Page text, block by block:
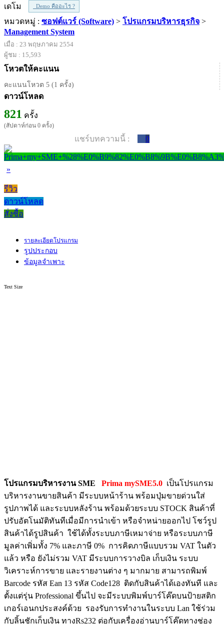
เดโม
Demo คืออะไร ?
หมวดหมู่ : ซอฟต์แวร์ (Software) > โปรแกรมบริหารธุรกิจ >
Management System
เมื่อ : 23 พฤษภาคม 2554
ผู้ชม : 15,593
โหวตให้คะแนน
คะแนนโหวต 5 (1 ครั้ง)
ดาวน์โหลด
821 ครั้ง
(สัปดาห์ก่อน 0 ครั้ง)
แชร์บทความนี้ : 0
»
รีวิว
ดาวน์โหลด
สั่งซื้อ
รายละเอียดโปรแกรม
รูปประกอบ
ข้อมูลจำเพาะ
Text Size
โปรแกรมบริหารงาน SME Prima mySME5.0 เป็นโปรแกรม
บริหารงานขายสินค้า มีระบบหน้าร้าน พร้อมปุ่มขายด่วนใส่
รูปภาพได้ และระบบหลังร้าน พร้อมด้วยระบบ STOCK สินค้าที่
ปรับอัตโนมัติทันทีเมื่อมีการนำเข้า หรือจำหน่ายออกไป โชว์รูป
สินค้าได้รูปสินค้า ใช้ได้ทั้งระบบภาษีเหมาจ่าย หรือระบบภาษี
มูลค่าเพิ่มทั้ง 7% และภาษี 0% การคิดภาษีแบบรวม VAT ในตัว
แล้ว หรือ ยังไม่รวม VAT มีระบบการวางบิล เก็บเงิน ระบบ
วิเคราะห์การขาย และรายงานต่าง ๆ มากมาย สามารถพิมพ์
Barcode รหัส Ean 13 รหัส Code128 ติดกับสินค้าได้เองทันที และ
ตั้งแต่รุ่น Professional ขึ้นไป จะมีระบบพิมพ์บาร์โค๊ดบนป้ายสติก
เกอร์เอนกประสงค์ด้วย รองรับการทำงานในระบบ Lan ใช้ร่วม
กับลิ้นชักเก็บเงิน ทางRs232 ต่อกับเครื่องอ่านบาร์โค๊ดทางช่อง